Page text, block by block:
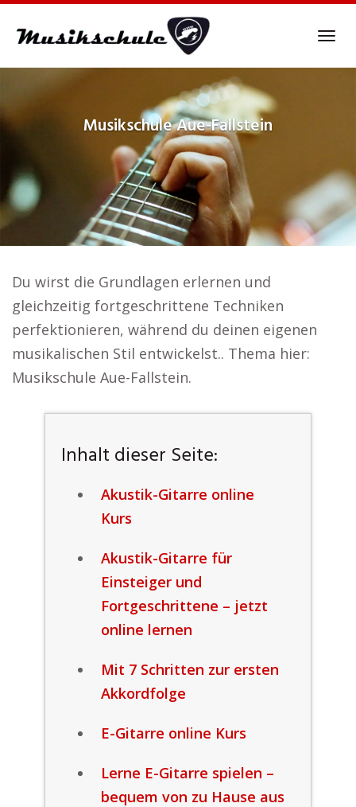
MusikschuleAue-Fallstein
Du wirst die Grundlagen erlernen und
gleichzeitig fortgeschrittene Techniken
perfektionieren, während du deinen eigenen
musikalischen Stil entwickelst.. Thema hier:
Musikschule Aue-Fallstein.
Inhalt dieser Seite:
Akustik-Gitarre online
Kurs
Akustik-Gitarre für
Einsteiger und
Fortgeschrittene – jetzt
online lernen
Mit 7 Schritten zur ersten
Akkordfolge
E-Gitarre online Kurs
Lerne E-Gitarre spielen –
bequem von zu Hause aus